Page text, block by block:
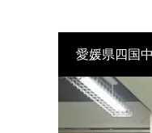
愛媛県四国